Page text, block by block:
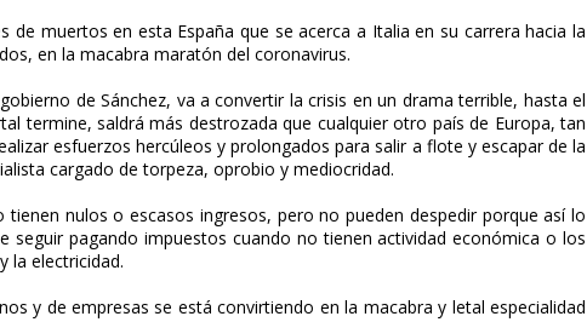
de muertos en esta España que se acerca a Italia en su carrera hacia la
en la macabra maratón del coronavirus.
de Sánchez, va a convertir la crisis en un drama terrible, hasta el
termine, saldrá más destrozada que cualquier otro país de Europa, tan
esfuerzos hercúleos y prolongados para salir a flote y escapar de la
cargado de torpeza, oprobio y mediocridad.
nulos o escasos ingresos, pero no pueden despedir porque así lo
seguir pagando impuestos cuando no tienen actividad económica o los
la electricidad.
y de empresas se está convirtiendo en la macabra y letal especialidad